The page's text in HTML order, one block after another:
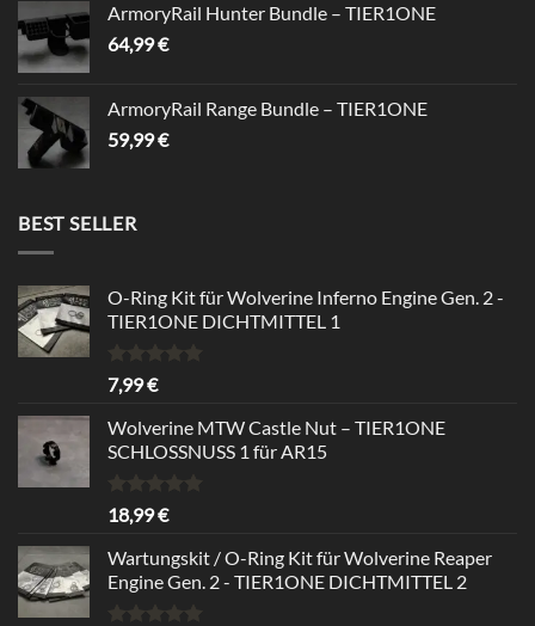
ArmoryRail Hunter Bundle – TIER1ONE
64,99€
ArmoryRail Range Bundle – TIER1ONE
59,99€
BEST SELLER
O-Ring Kit für Wolverine Inferno Engine Gen. 2 -
TIER1ONE DICHTMITTEL 1
Rated
out of 5
7,99€
Wolverine MTW Castle Nut – TIER1ONE
SCHLOSSNUSS 1 für AR15
Rated5.00
out of 5
18,99€
Wartungskit / O-Ring Kit für Wolverine Reaper
Engine Gen. 2 - TIER1ONE DICHTMITTEL 2